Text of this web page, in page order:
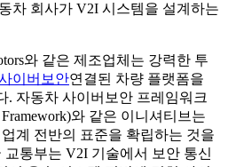
차 회사가 V2I 시스템을 설계하는
와 같은 제조업체는 강력한 투
이버보안연결된 차량 플랫폼을
. 자동차 사이버보안 프레임워크
와 같은 이니셔티브는
계 전반의 표준을 확립하는 것을
통부는 V2I 기술에서 보안 통신